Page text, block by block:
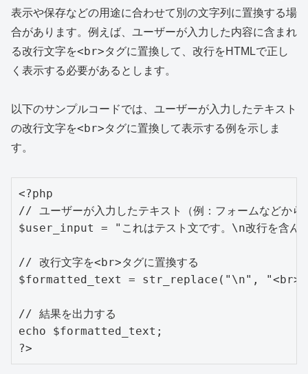
表示や保存などの用途に合わせて別の文字列に置換する場
合があります。例えば、ユーザーが入力した内容に含まれ
る改行文字を<br>タグに置換して、改行をHTMLで正し
く表示する必要があるとします。
以下のサンプルコードでは、ユーザーが入力したテキスト
の改行文字を<br>タグに置換して表示する例を示しま
す。
<?php
// ユーザーが入力したテキスト（例：フォームなどから
$user_input = "これはテスト文です。\n改行を含ん
// 改行文字を<br>タグに置換する
$formatted_text = str_replace("\n",
// 結果を出力する
echo $formatted_text;
?>